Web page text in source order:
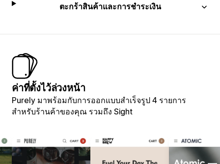
ตะกร้าสินค้าและการชำระเงิน
ค่าที่ตั้งไว้ล่วงหน้า
Purely มาพร้อมกับการออกแบบสำเร็จรูป 4 รายการ
สำหรับร้านค้าของคุณ รวมถึง Sight